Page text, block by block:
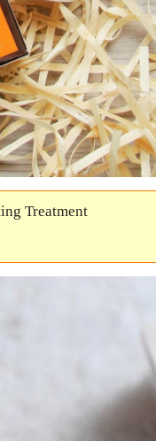
Treatment